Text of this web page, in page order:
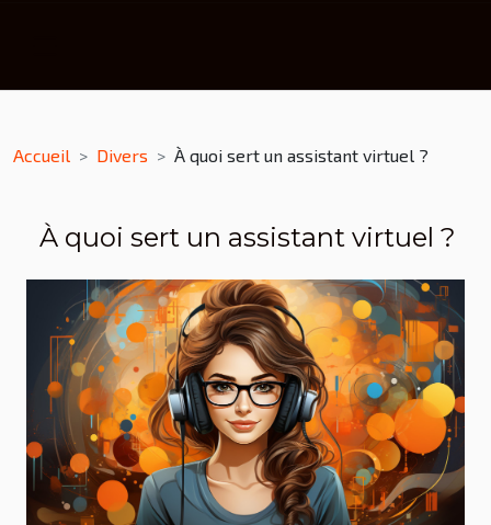
Accueil Divers À quoi sert un assistant virtuel ?
À quoi sert un assistant virtuel ?